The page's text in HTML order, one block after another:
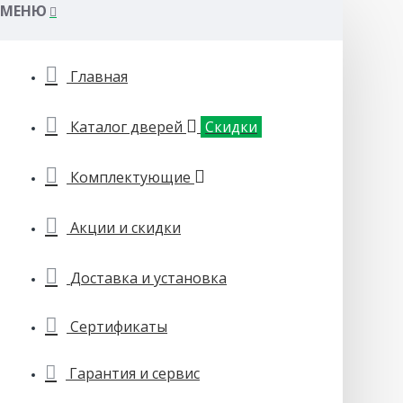
МЕНЮ
Главная
Каталог дверей Скидки
Комплектующие
Акции и скидки
Доставка и установка
Сертификаты
Гарантия и сервис